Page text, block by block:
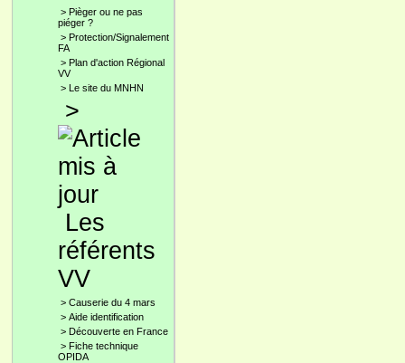
> Pièger ou ne pas
piéger ?
> Protection/Signalement
FA
> Plan d'action Régional
VV
> Le site du MNHN
>
Les
référents
VV
> Causerie du 4 mars
> Aide identification
> Découverte en France
> Fiche technique
OPIDA